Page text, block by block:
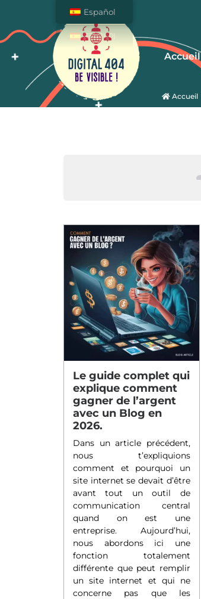
Soyez Visible sur
Accueil
Accueil
Le guide complet qui
explique comment
gagner de l’argent
avec un Blog en
2026.
Dans un article précédent,
nous t’expliquions
comment et pourquoi un
site internet se devait d’être
avant tout un outil de
communication central
quand on est une
entreprise. Aujourd’hui,
nous abordons ici une
fonction totalement
différente que peut remplir
un site internet et qui ne
concerne pas que les
Español